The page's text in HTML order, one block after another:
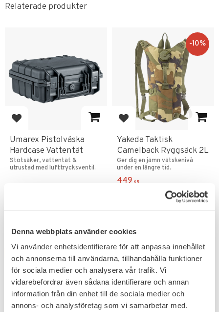
Denna webbplats använder cookies
Vi använder enhetsidentifierare för att anpassa innehållet
och annonserna till användarna, tillhandahålla funktioner
för sociala medier och analysera vår trafik. Vi
vidarebefordrar även sådana identifierare och annan
information från din enhet till de sociala medier och
annons- och analysföretag som vi samarbetar med.
Relaterade produkter
Lägg till i favoriter
Umarex Pistolväska
Hardcase Vattentät
Stötsäker, vattentät &
utrustad med lufttrycksventil.
Lägg till i favoriter
Yakeda Taktisk
Camelback Ryggsäck 2L
Ger dig en jämn vätskenivå
under en längre tid.
449 KR
10%
40%